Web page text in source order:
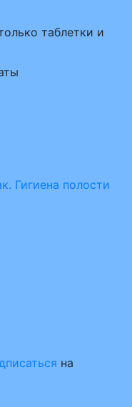
таблетки и
Гигиена полости
на